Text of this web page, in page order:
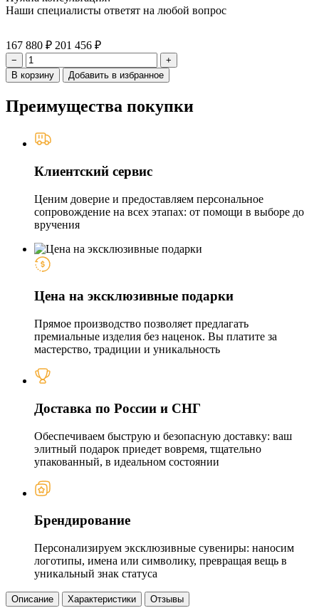
Наши специалисты ответят на любой вопрос
167 880 ₽ 201 456 ₽
−
+
В корзину
Добавить в избранное
Преимущества покупки
Клиентский сервис
Ценим доверие и предоставляем персональное
сопровождение на всех этапах: от помощи в выборе до
вручения
Цена на эксклюзивные подарки
Прямое производство позволяет предлагать
премиальные изделия без наценок. Вы платите за
мастерство, традиции и уникальность
Доставка по России и СНГ
Обеспечиваем быструю и безопасную доставку: ваш
элитный подарок приедет вовремя, тщательно
упакованный, в идеальном состоянии
Брендирование
Персонализируем эксклюзивные сувениры: наносим
логотипы, имена или символику, превращая вещь в
уникальный знак статуса
Описание Характеристики Отзывы